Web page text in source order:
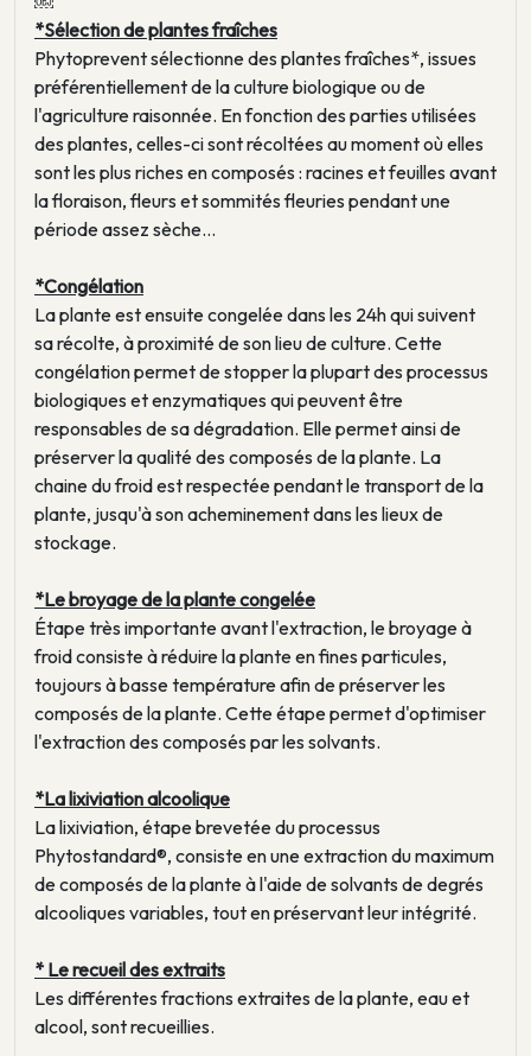
*Sélection de plantes fraîches
Phytoprevent sélectionne des plantes fraîches*, issues
préférentiellement de la culture biologique ou de
l'agriculture raisonnée. En fonction des parties utilisées
des plantes, celles-ci sont récoltées au moment où elles
sont les plus riches en composés : racines et feuilles avant
la floraison, fleurs et sommités fleuries pendant une
période assez sèche...
*Congélation
La plante est ensuite congelée dans les 24h qui suivent
sa récolte, à proximité de son lieu de culture. Cette
congélation permet de stopper la plupart des processus
biologiques et enzymatiques qui peuvent être
responsables de sa dégradation. Elle permet ainsi de
préserver la qualité des composés de la plante. La
chaine du froid est respectée pendant le transport de la
plante, jusqu'à son acheminement dans les lieux de
stockage.
*Le broyage de la plante congelée
Étape très importante avant l'extraction, le broyage à
froid consiste à réduire la plante en fines particules,
toujours à basse température afin de préserver les
composés de la plante. Cette étape permet d'optimiser
l'extraction des composés par les solvants.
*La lixiviation alcoolique
La lixiviation, étape brevetée du processus
Phytostandard®, consiste en une extraction du maximum
de composés de la plante à l'aide de solvants de degrés
alcooliques variables, tout en préservant leur intégrité.
* Le recueil des extraits
Les différentes fractions extraites de la plante, eau et
alcool, sont recueillies.